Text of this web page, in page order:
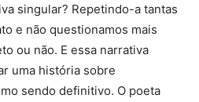
singular? Repetindo-a tantas
e não questionamos mais
ou não. E essa narrativa
uma história sobre
sendo definitivo. O poeta